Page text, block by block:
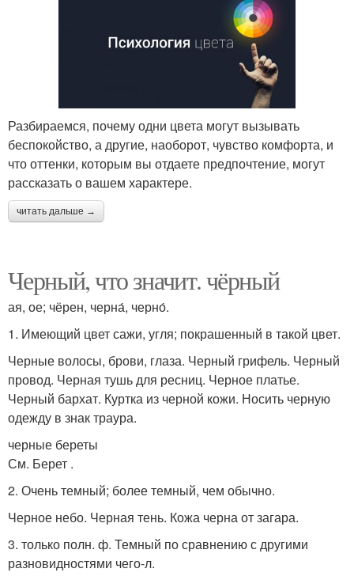
Разбираемся, почему одни цвета могут вызывать
беспокойство, а другие, наоборот, чувство комфорта, и
что оттенки, которым вы отдаете предпочтение, могут
рассказать о вашем характере.
читать дальше →
Черный, что значит. чёрный
ая, ое; чёрен, черна́, черно́.
1. Имеющий цвет сажи, угля; покрашенный в такой цвет.
Черные волосы, брови, глаза. Черный грифель. Черный
провод. Черная тушь для ресниц. Черное платье.
Черный бархат. Куртка из черной кожи. Носить черную
одежду в знак траура.
черные береты
См. Берет .
2. Очень темный; более темный, чем обычно.
Черное небо. Черная тень. Кожа черна от загара.
3. только полн. ф. Темный по сравнению с другими
разновидностями чего-л.